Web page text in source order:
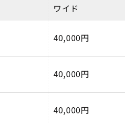
ワイド
40,000円
40,000円
40,000円